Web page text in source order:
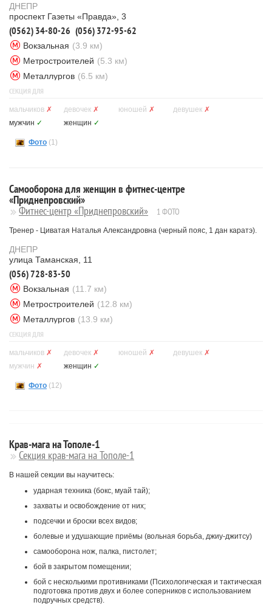
ДНЕПР
проспект Газеты «Правда», 3
(0562) 34-80-26 (056) 372-95-62
Вокзальная (3.9 км)
Метростроителей (5.3 км)
Металлургов (6.5 км)
СЕКЦИЯ ДЛЯ
мальчиков ✗ девочек ✗ юношей ✗ девушек ✗
мужчин ✓ женщин ✓
Фото (1)
Самооборона для женщин в фитнес-центре
«Приднепровский»
Фитнес-центр «Приднепровский» 1 ФОТО
Тренер - Циватая Наталья Александровна (черный пояс, 1 дан каратэ).
ДНЕПР
улица Таманская, 11
(056) 728-83-50
Вокзальная (11.7 км)
Метростроителей (12.8 км)
Металлургов (13.9 км)
СЕКЦИЯ ДЛЯ
мальчиков ✗ девочек ✗ юношей ✗ девушек ✗
мужчин ✗ женщин ✓
Фото (12)
Крав-мага на Тополе-1
Секция крав-мага на Тополе-1
В нашей секции вы научитесь:
ударная техника (бокс, муай тай);
захваты и освобождение от них;
подсечки и броски всех видов;
болевые и удушающие приёмы (вольная борьба, джиу-джитсу)
самооборона нож, палка, пистолет;
бой в закрытом помещении;
бой с несколькими противниками (Психологическая и тактическая
подготовка против двух и более соперников с использованием
подручных средств).